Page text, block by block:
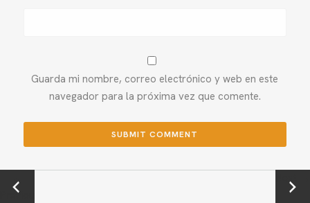
Guarda mi nombre, correo electrónico y web en este
navegador para la próxima vez que comente.
←
Previou
Next →